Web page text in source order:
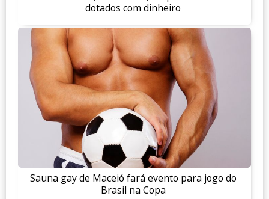
dotados com dinheiro
Sauna gay de Maceió fará evento para jogo do
Brasil na Copa